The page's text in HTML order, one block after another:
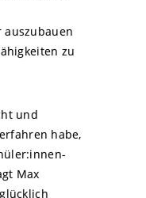
auszubauen
zu
und
habe,
Max